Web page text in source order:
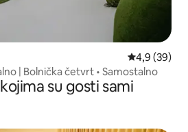
Prosječna
4,9 (39)
| Bolnička četvrt • Samostalno
su gosti sami